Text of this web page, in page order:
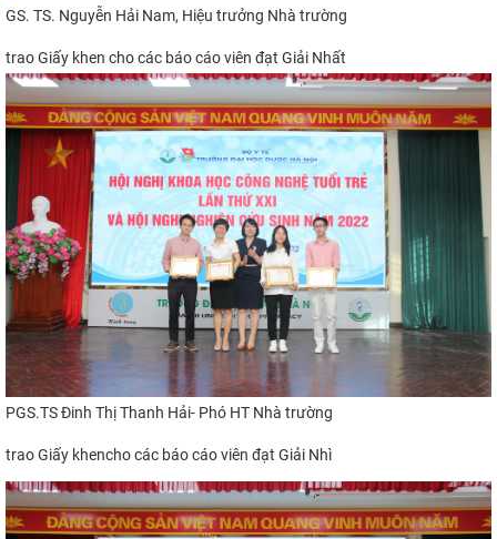
GS. TS. Nguyễn Hải Nam, Hiệu trưởng Nhà trường
trao Giấy khen cho các báo cáo viên đạt Giải Nhất
PGS.TS Đinh Thị Thanh Hải- Phó HT Nhà trường
trao Giấy khencho các báo cáo viên đạt Giải Nhì